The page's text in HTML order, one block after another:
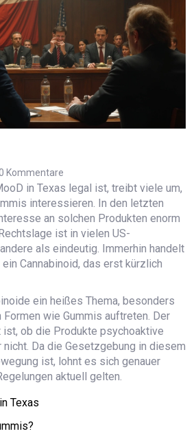
Kommentare
in Texas legal ist, treibt viele um,
interessieren. In den letzten
an solchen Produkten enorm
ist in vielen US-
als eindeutig. Immerhin handelt
Cannabinoid, das erst kürzlich
ein heißes Thema, besonders
wie Gummis auftreten. Der
ob die Produkte psychoaktive
Da die Gesetzgebung in diesem
ist, lohnt es sich genauer
aktuell gelten.
Texas